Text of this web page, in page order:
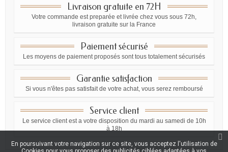
Livraison gratuite en 72H
Votre commande est preparée et livrée chez vous sous 72h,
livraison gratuite sur la France
Paiement sécurisé
Les moyens de paiement proposés sont tous totalement sécurisés
Garantie satisfaction
Si vous n'êtes pas satisfait de votre achat, vous serez remboursé
Service client
Le service client est a votre disposition du mardi au samedi de 10h
à 18h
En poursuivant votre navigation sur ce site, vous acceptez l'utilisation de